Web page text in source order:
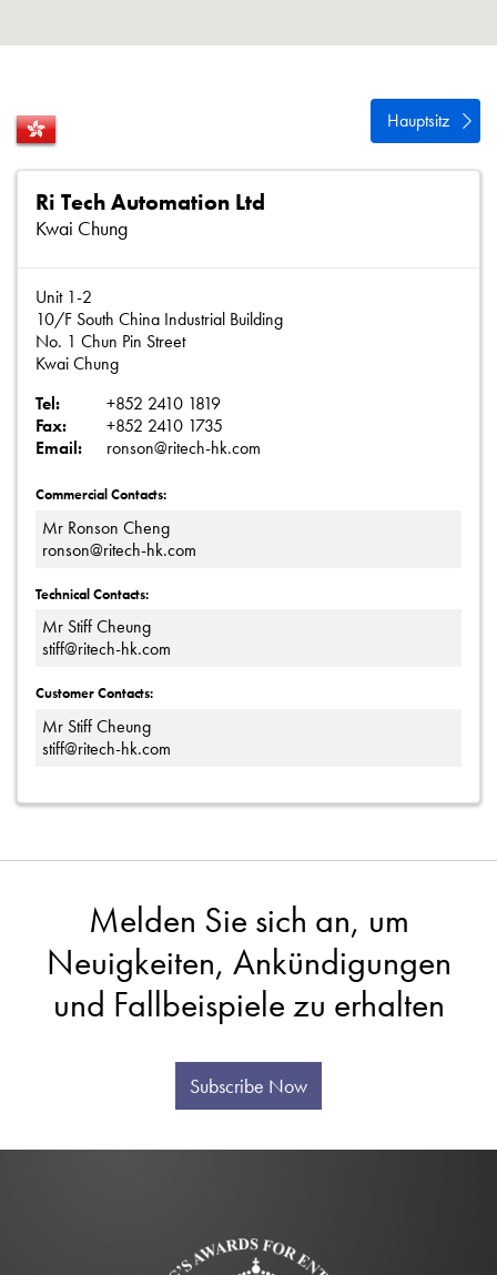
Hauptsitz
Ri Tech Automation Ltd
Kwai Chung
Unit 1-2
10/F South China Industrial Building
No. 1 Chun Pin Street
Kwai Chung
Tel:
+852 2410 1819
Fax:
+852 2410 1735
Email:
ronson@ritech-hk.com
Commercial Contacts:
Mr Ronson Cheng
ronson@ritech-hk.com
Technical Contacts:
Mr Stiff Cheung
stiff@ritech-hk.com
Customer Contacts:
Mr Stiff Cheung
stiff@ritech-hk.com
Melden Sie sich an, um
Neuigkeiten, Ankündigungen
und Fallbeispiele zu erhalten
Subscribe Now
Sitemap
Einloggen